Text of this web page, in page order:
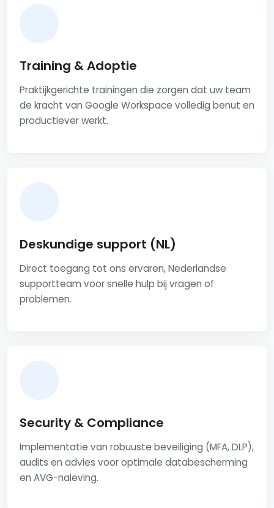
Training & Adoptie
Praktijkgerichte trainingen die zorgen dat uw team
de kracht van Google Workspace volledig benut en
productiever werkt.
Deskundige support (NL)
Direct toegang tot ons ervaren, Nederlandse
supportteam voor snelle hulp bij vragen of
problemen.
Security & Compliance
Implementatie van robuuste beveiliging (MFA, DLP),
audits en advies voor optimale databescherming
en AVG-naleving.